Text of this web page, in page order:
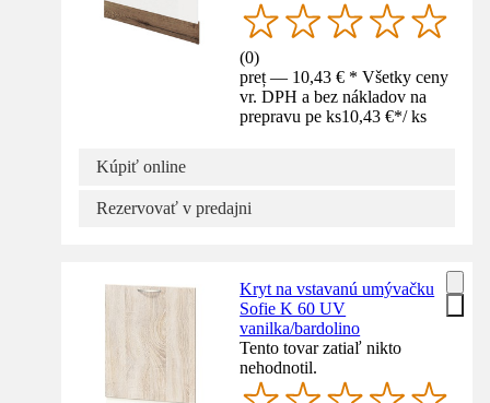
(0)
preț — 10,43 € * Všetky ceny
vr. DPH a bez nákladov na
prepravu pe ks10,43 €*/ ks
Kúpiť online
Rezervovať v predajni
Kryt na vstavanú umývačku
Sofie K 60 UV
vanilka/bardolino
Tento tovar zatiaľ nikto
nehodnotil.